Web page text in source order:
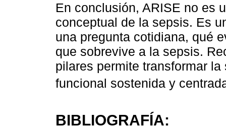
En conclusión, ARISE no es
conceptual de la sepsis. Es
una pregunta cotidiana, qué
que sobrevive a la sepsis.
pilares permite transformar
funcional sostenida y
BIBLIOGRAFÍA: